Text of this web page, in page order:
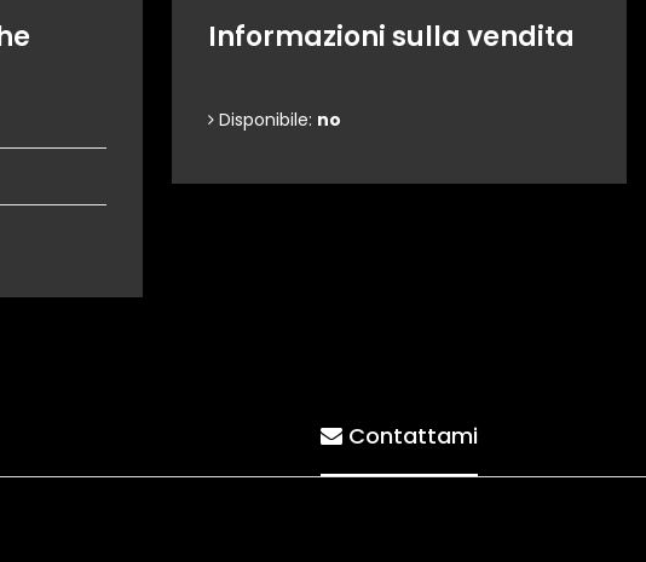
Informazioni sulla vendita
Disponibile: no
Contattami